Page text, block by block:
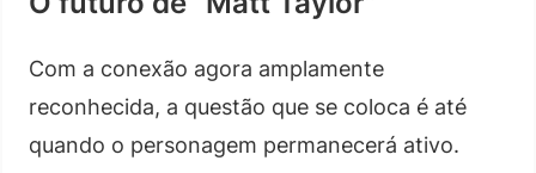
Com a conexão agora amplamente
reconhecida, a questão que se coloca é até
quando o personagem permanecerá ativo.